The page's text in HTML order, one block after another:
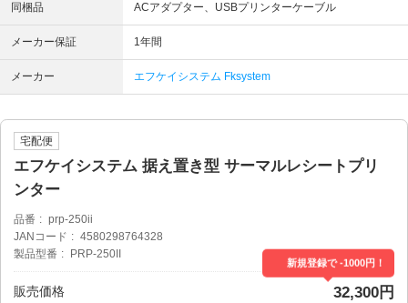
同梱品 ACアダプター、USBプリンターケーブル
メーカー保証 1年間
メーカー エフケイシステム Fksystem
宅配便
エフケイシステム 据え置き型 サーマルレシートプリ
ンター
品番
prp-250ii
JANコード
4580298764328
製品型番
PRP-250II
販売価格
新規登録で -1000円！
32,300円